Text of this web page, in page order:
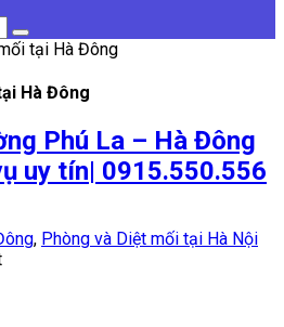
tại Hà Đông
Hà Đông
Phú La – Hà Đông
uy tín| 0915.550.556
, Phòng và Diệt mối tại Hà Nội
ở